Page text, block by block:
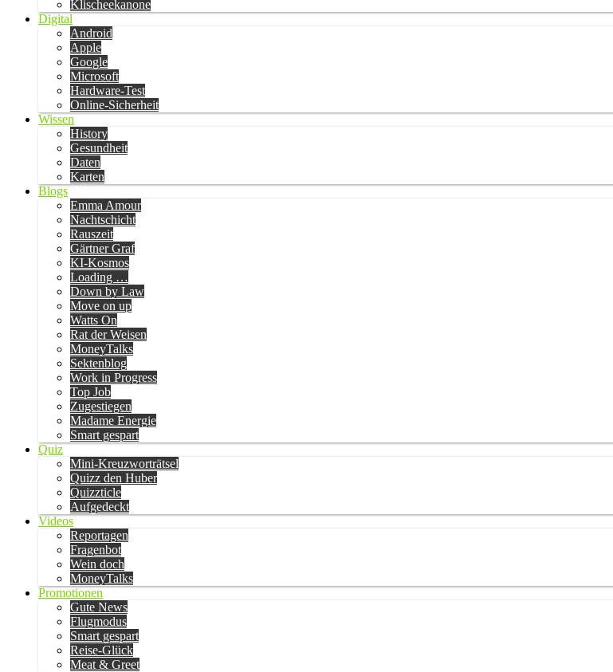
Klischeekanone
Digital
Android
Apple
Google
Microsoft
Hardware-Test
Online-Sicherheit
Wissen
History
Gesundheit
Daten
Karten
Blogs
Emma Amour
Nachtschicht
Rauszeit
Gärtner Graf
KI-Kosmos
Loading …
Down by Law
Move on up
Watts On
Rat der Weisen
MoneyTalks
Sektenblog
Work in Progress
Top Job
Zugestiegen
Madame Energie
Smart gespart
Quiz
Mini-Kreuzworträtsel
Quizz den Huber
Quizzticle
Aufgedeckt
Videos
Reportagen
Fragenbot
Wein doch
MoneyTalks
Promotionen
Gute News
Flugmodus
Smart gespart
Reise-Glück
Meat & Greet